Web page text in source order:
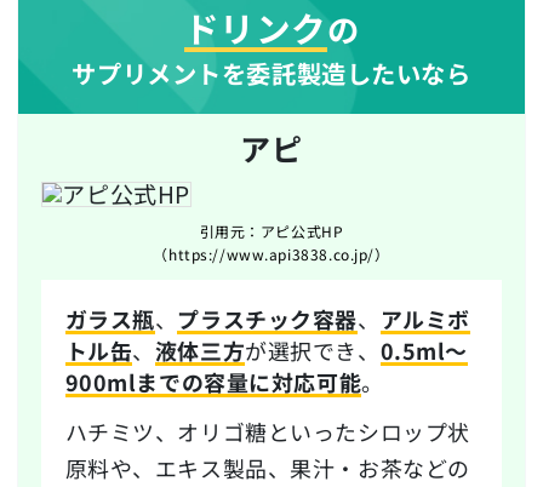
ドリンクの
サプリメントを委託製造したいなら
アピ
引用元：アピ公式HP
（https://www.api3838.co.jp/）
ガラス瓶、 プラスチック容器、 アルミボ
トル缶、 液体三方が選択でき、 0.5ml～
900mlまでの容量に対応可能。
ハチミツ、オリゴ糖といったシロップ状
原料や、エキス製品、果汁・お茶などの